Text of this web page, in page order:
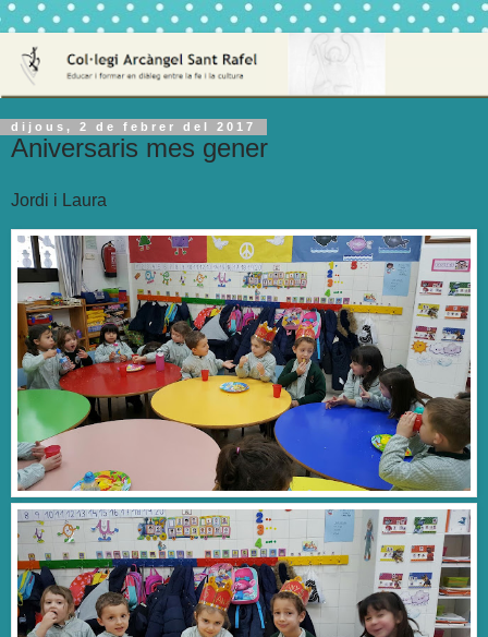
dijous, 2 de febrer del 2017
Aniversaris mes gener
Jordi i Laura